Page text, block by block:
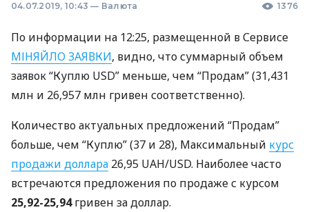
04.07.2019, 10:43 — Валюта 1376
По информации на 12:25, размещенной в Сервисе
МІНЯЙЛОЗАЯВКИ, видно, что суммарный объем
заявок “Куплю USD” меньше, чем “Продам” (31,431
млн и 26,957 млн гривен соответственно).
Количество актуальных предложений “Продам”
больше, чем “Куплю” (37 и 28), Максимальный курс
продажи доллара 26,95 UAH/USD. Наиболее часто
встречаются предложения по продаже с курсом
25,92-25,94гривен за доллар.